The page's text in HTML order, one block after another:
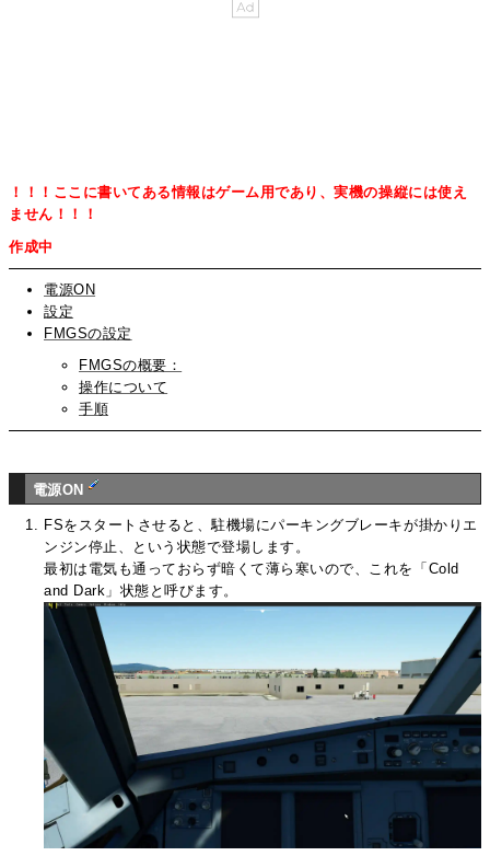
！！！ここに書いてある情報はゲーム用であり、実機の操縦には使え
ません！！！
作成中
電源ON
設定
FMGSの設定
FMGSの概要：
操作について
手順
電源ON
FSをスタートさせると、駐機場にパーキングブレーキが掛かりエ
ンジン停止、という状態で登場します。
最初は電気も通っておらず暗くて薄ら寒いので、これを「Cold
and Dark」状態と呼びます。